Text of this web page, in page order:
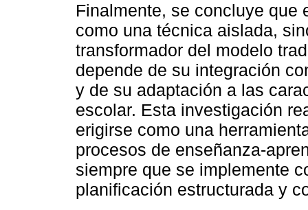
Finalmente, se concluye que
como una técnica aislada,
transformador del modelo
depende de su integración
y de su adaptación a las
escolar. Esta investigación
erigirse como una
procesos de enseñanza-
siempre que se implemente
planificación estructurada y